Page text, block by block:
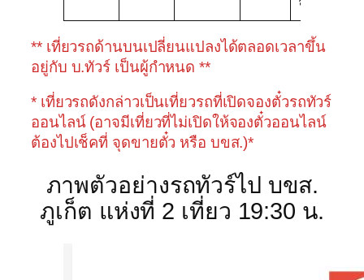
** เที่ยวรถด้านบนเปลี่ยนแปลงได้ตลอดเวลาขึ้น
อยู่กับ บ.ทัวร์ เป็นผู้กำหนด **
* เที่ยวรถดังกล่าวเป็นเที่ยวรถที่เปิดจองตั๋วรถทัวร์
ออนไลน์ (อาจมีเที่ยวที่ไม่เปิดให้จองตั๋วออนไลน์
ต้องไปเช็คที่ จุดขายตั๋ว หรือ บขส.)*
ภาพตัวอย่างรถทัวร์ไป บขส.
ภูเก็ต แห่งที่ 2 เที่ยว 19:30 น.